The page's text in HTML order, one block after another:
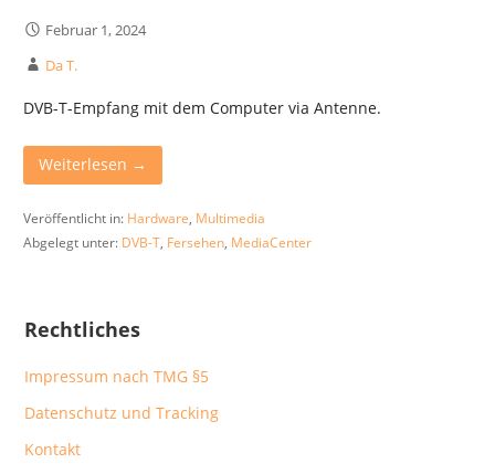
Februar 1, 2024
Da T.
DVB-T-Empfang mit dem Computer via Antenne.
Weiterlesen →
Veröffentlicht in: Hardware, Multimedia
Abgelegt unter: DVB-T, Fersehen, MediaCenter
Rechtliches
Impressum nach TMG §5
Datenschutz und Tracking
Kontakt